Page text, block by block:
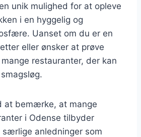
unik mulighed for at opleve
i en hyggelig og
Uanset om du er en
eller ønsker at prøve
restauranter, der kan
at bemærke, at mange
i Odense tilbyder
særlige anledninger som